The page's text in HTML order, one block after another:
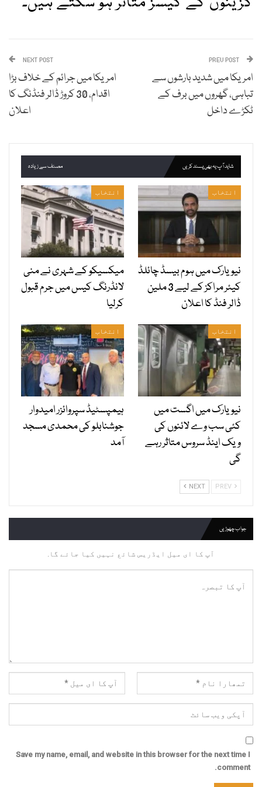
امریکا میں شدید بارشوں سے
تباہی، گھروں میں برف کے
ٹکڑے داخل
NEXT POST
امریکا میں جرائم کے خلاف بڑا
اقدام، 30 کروڑ ڈالر فنڈنگ کا
اعلان
شاید آپ یہ بھی پسند کریں مصنف سے زیادہ
انتخاب
نیویارک میں ہوم بیسڈ چائلڈ
کیئر مراکز کے لیے 3 ملین
ڈالر فنڈ کا اعلان
انتخاب
میکسیکو کے شہری نے منی
لانڈرنگ کیس میں جرم قبول
کرلیا
انتخاب
نیویارک میں اگست میں
کئی سب وے لائنوں کی
ویک اینڈ سروس متاثر رہے
گی
انتخاب
ہیمپسٹیڈ سپروائزر امیدوار
جوشنابلو کی محمدی مسجد
آمد
NEXT
جواب چھوڑیں
آپ کا ای میل ایڈریس شائع نہیں کیا جائے گا.
Save my name, email, and website in this browser for the next time I
comment.